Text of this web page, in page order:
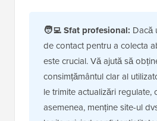
🧑‍💻Sfat profesional: Dacă
de contact pentru a colecta
este crucial. Vă ajută să
consimțământul clar al
le trimite actualizări regulate,
asemenea, menține site-ul